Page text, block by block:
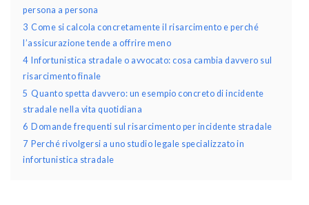
persona a persona
3 Come si calcola concretamente il risarcimento e perché
l’assicurazione tende a offrire meno
4 Infortunistica stradale o avvocato: cosa cambia davvero sul
risarcimento finale
5 Quanto spetta davvero: un esempio concreto di incidente
stradale nella vita quotidiana
6 Domande frequenti sul risarcimento per incidente stradale
7 Perché rivolgersi a uno studio legale specializzato in
infortunistica stradale